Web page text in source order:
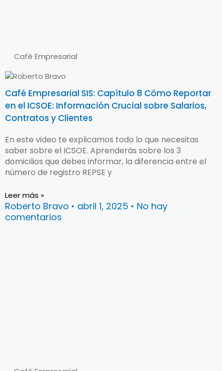
Café Empresarial
Café Empresarial SIS: Capítulo 8 Cómo Reportar
en el ICSOE: Información Crucial sobre Salarios,
Contratos y Clientes
En este video te explicamos todo lo que necesitas
saber sobre el ICSOE. Aprenderás sobre los 3
domicilios que debes informar, la diferencia entre el
número de registro REPSE y
Leer más »
Roberto Bravo abril 1, 2025
No hay
comentarios